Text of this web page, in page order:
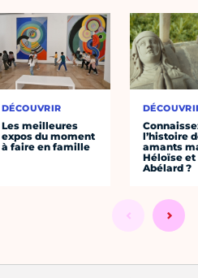
DÉCOUVRIR
Les meilleures
expos du moment
à faire en famille
l’histoire
amants
Héloïse et
Abélard ?